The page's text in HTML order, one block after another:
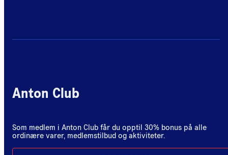
Anton Club
Som medlem i Anton Club får du opptil 30% bonus på alle
ordinære varer, medlemstilbud og aktiviteter.